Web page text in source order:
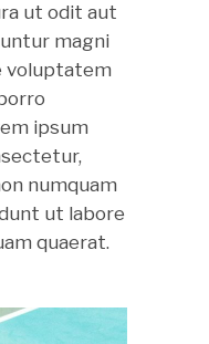
ut odit aut
magni
voluptatem
ipsum
numquam
ut labore
quaerat.